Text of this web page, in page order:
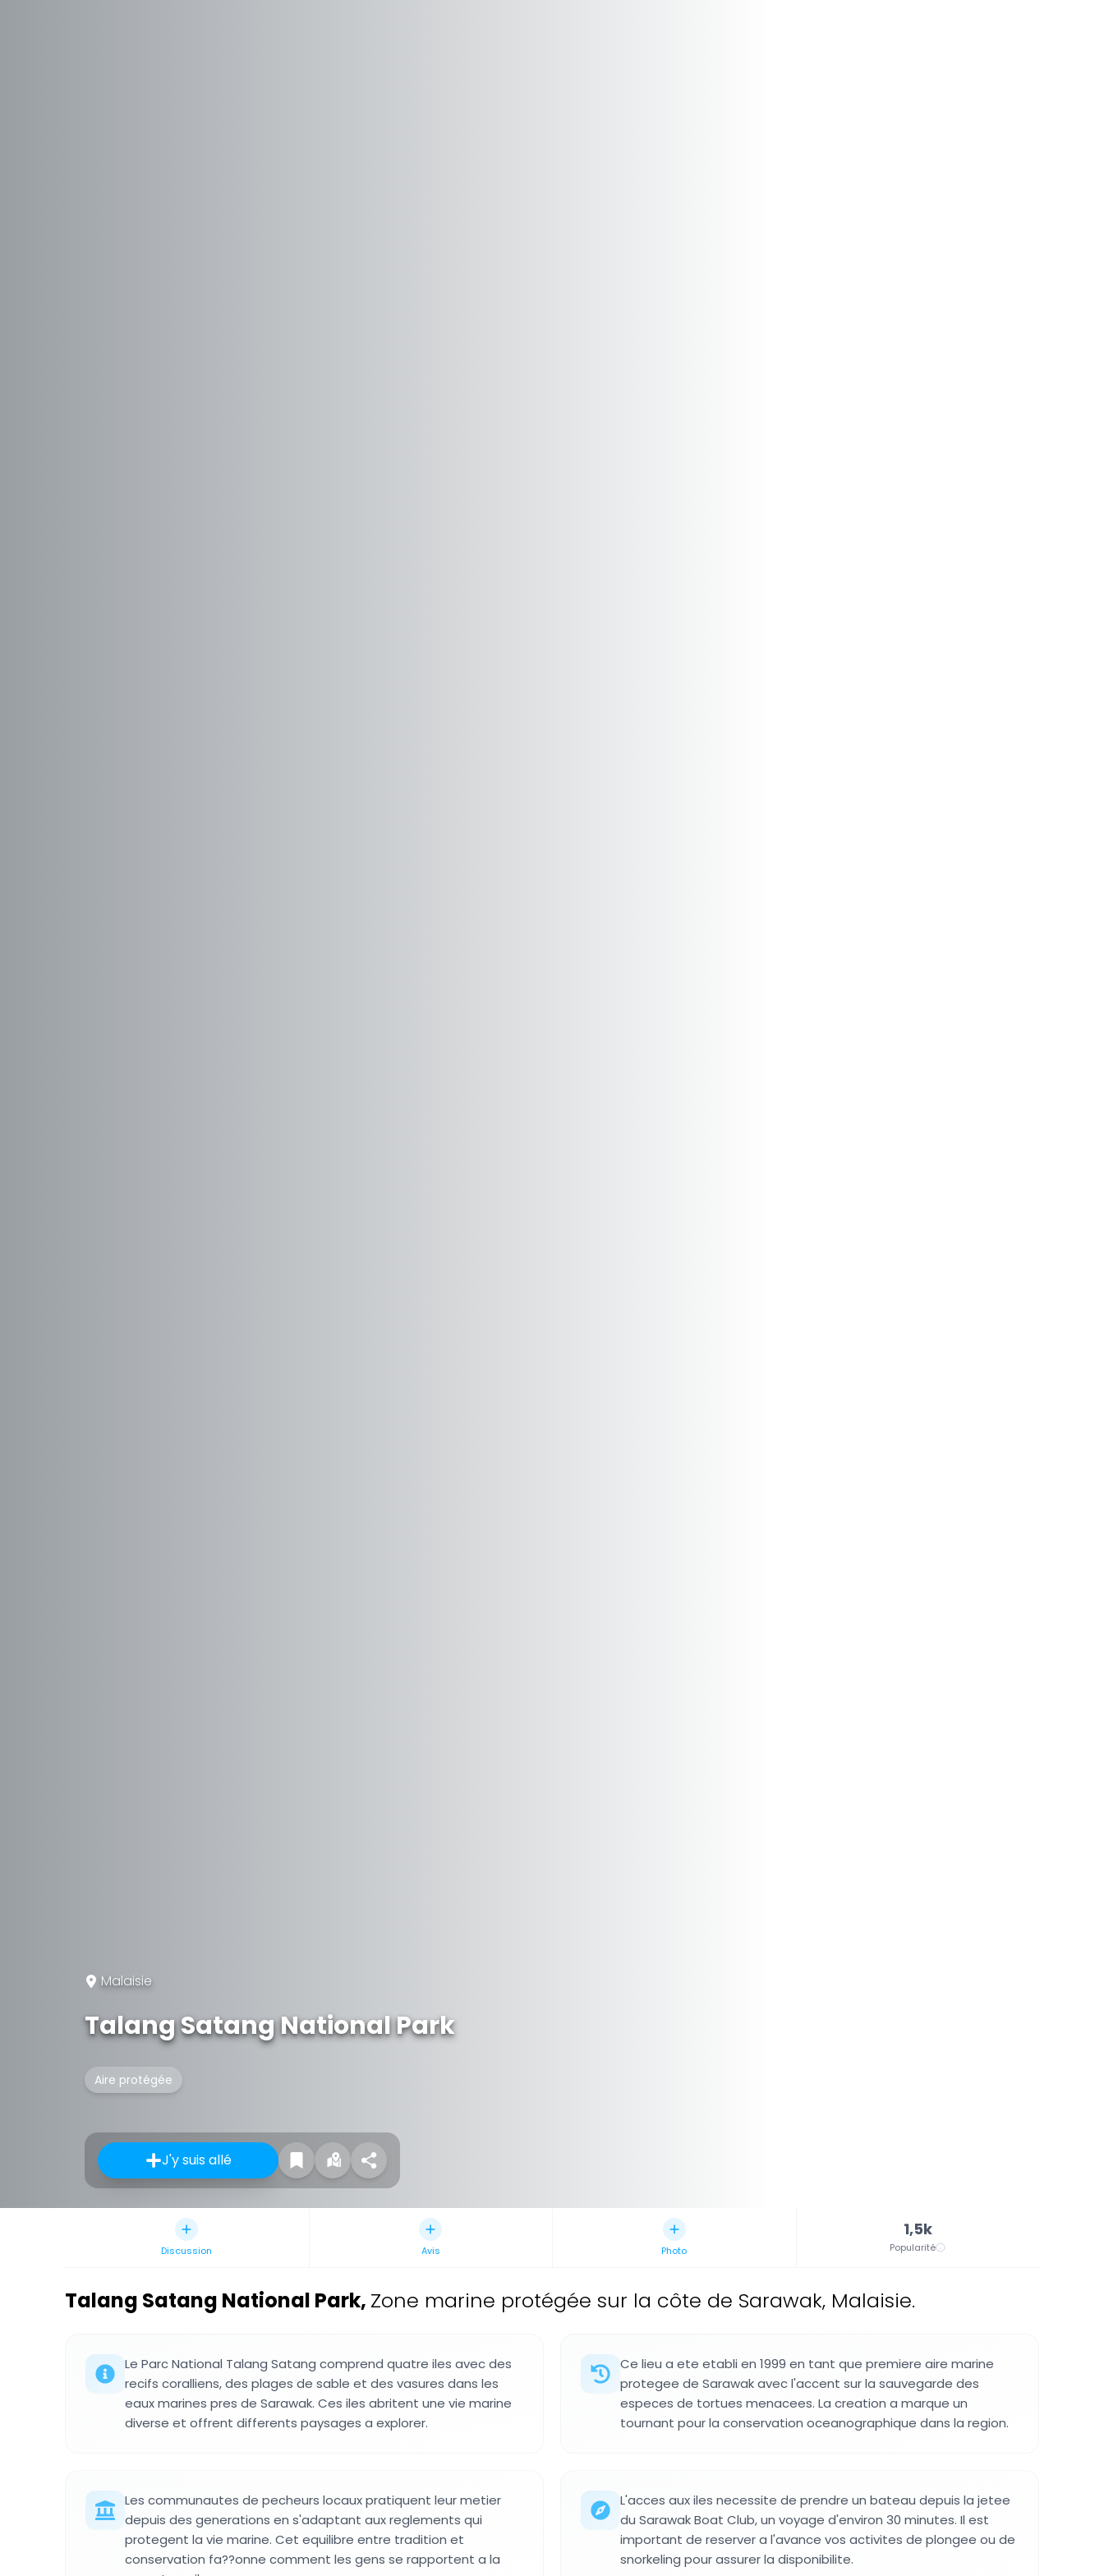
Malaisie
Talang Satang National Park
Aire protégée
J'y suis allé
Discussion Avis Photo
1,5k
Popularité
Talang Satang National Park, Zone marine protégée sur la côte de Sarawak, Malaisie.
Le Parc National Talang Satang comprend quatre iles avec des
recifs coralliens, des plages de sable et des vasures dans les
eaux marines pres de Sarawak. Ces iles abritent une vie marine
diverse et offrent differents paysages a explorer.
Ce lieu a ete etabli en 1999 en tant que premiere aire marine
protegee de Sarawak avec l'accent sur la sauvegarde des
especes de tortues menacees. La creation a marque un
tournant pour la conservation oceanographique dans la region.
Les communautes de pecheurs locaux pratiquent leur metier
depuis des generations en s'adaptant aux reglements qui
protegent la vie marine. Cet equilibre entre tradition et
conservation fa??onne comment les gens se rapportent a la
L'acces aux iles necessite de prendre un bateau depuis la jetee
du Sarawak Boat Club, un voyage d'environ 30 minutes. Il est
important de reserver a l'avance vos activites de plongee ou de
snorkeling pour assurer la disponibilite.